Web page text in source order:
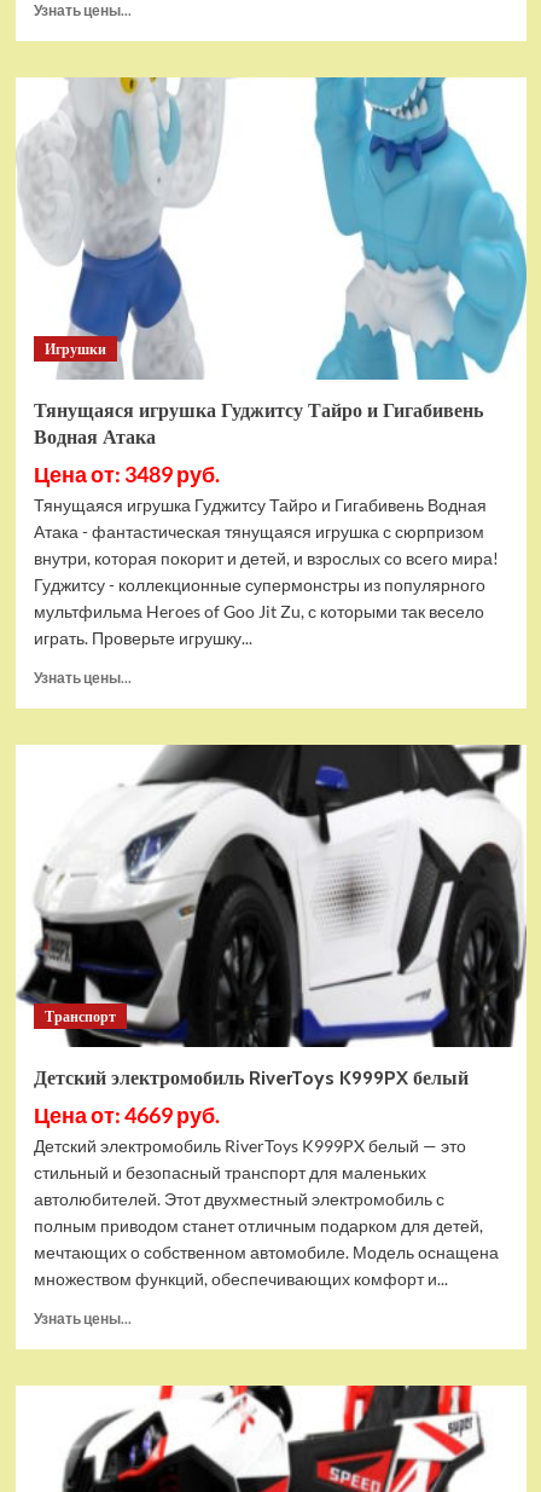
Узнать цены...
Брелок-
игрушка
POP
Квадрат
антистресс
(тактильная,
сенсорная)
Игрушки
Тянущаяся игрушка Гуджитсу Тайро и Гигабивень
Водная Атака
Цена от: 3489 руб.
Тянущаяся игрушка Гуджитсу Тайро и Гигабивень Водная
Атака - фантастическая тянущаяся игрушка с сюрпризом
внутри, которая покорит и детей, и взрослых со всего мира!
Гуджитсу - коллекционные супермонстры из популярного
мультфильма Heroes of Goo Jit Zu, с которыми так весело
играть. Проверьте игрушку...
Узнать цены...
Тянущаяся
игрушка
Гуджитсу
и
Гигабивень
Водная
Атака
Транспорт
Детский электромобиль RiverToys K999PX белый
Цена от: 4669 руб.
Детский электромобиль RiverToys K999PX белый — это
стильный и безопасный транспорт для маленьких
автолюбителей. Этот двухместный электромобиль с
полным приводом станет отличным подарком для детей,
мечтающих о собственном автомобиле. Модель оснащена
множеством функций, обеспечивающих комфорт и...
Узнать цены...
Детский
электромобиль
RiverToys
K999PX
белый